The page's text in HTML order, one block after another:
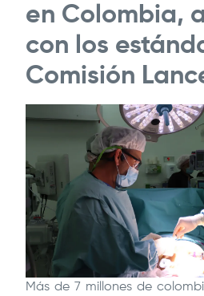
en Colombia,
con los
Comisión
Más de 7 millones de